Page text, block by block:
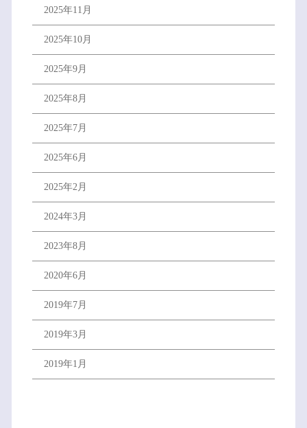
2025年11月
2025年10月
2025年9月
2025年8月
2025年7月
2025年6月
2025年2月
2024年3月
2023年8月
2020年6月
2019年7月
2019年3月
2019年1月